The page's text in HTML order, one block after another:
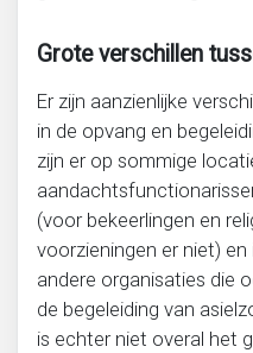
Grote verschillen
Er zijn aanzienlijke
in de opvang en
zijn er op sommige
(voor bekeerlingen en
voorzieningen er niet)
andere organisaties die
de begeleiding van
is echter niet overal het